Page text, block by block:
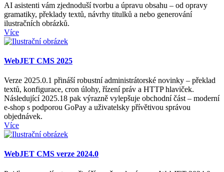
AI asistenti vám zjednoduší tvorbu a úpravu obsahu – od opravy
gramatiky, překlady textů, návrhy titulků a nebo generování
ilustračních obrázků.
Více
WebJET CMS 2025
Verze 2025.0.1 přináší robustní administrátorské novinky – překlad
textů, konfigurace, cron úlohy, řízení práv a HTTP hlaviček.
Následující 2025.18 pak výrazně vylepšuje obchodní část – moderní
e‑shop s podporou GoPay a uživatelsky přívětivou správou
objednávek.
Více
WebJET CMS verze 2024.0